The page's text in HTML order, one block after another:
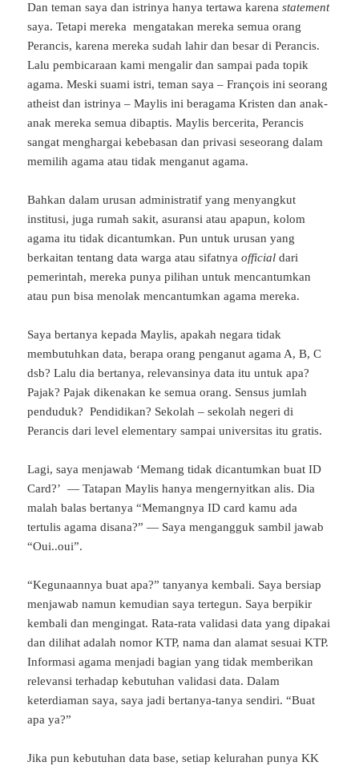
Dan teman saya dan istrinya hanya tertawa karenastatement
saya. Tetapi mereka mengatakan mereka semua orang
Perancis, karena mereka sudah lahir dan besar di Perancis.
Lalu pembicaraan kami mengalir dan sampai pada topik
agama. Meski suami istri, teman saya – François ini seorang
atheist dan istrinya – Maylis ini beragama Kristen dan anak-
anak mereka semua dibaptis. Maylis bercerita, Perancis
sangat menghargai kebebasan dan privasi seseorang dalam
memilih agama atau tidak menganut agama.
Bahkan dalam urusan administratif yang menyangkut
institusi, juga rumah sakit, asuransi atau apapun, kolom
agama itu tidak dicantumkan. Pun untuk urusan yang
berkaitan tentang data warga atau sifatnyaofficialdari
pemerintah, mereka punya pilihan untuk mencantumkan
atau pun bisa menolak mencantumkan agama mereka.
Saya bertanya kepada Maylis, apakah negara tidak
membutuhkan data, berapa orang penganut agama A, B, C
dsb? Lalu dia bertanya, relevansinya data itu untuk apa?
Pajak? Pajak dikenakan ke semua orang. Sensus jumlah
penduduk? Pendidikan? Sekolah – sekolah negeri di
Perancis dari level elementary sampai universitas itu gratis.
Lagi, saya menjawab ‘Memang tidak dicantumkan buat ID
Card?’ — Tatapan Maylis hanya mengernyitkan alis. Dia
malah balas bertanya “Memangnya ID card kamu ada
tertulis agama disana?” — Saya mengangguk sambil jawab
“Oui..oui”.
“Kegunaannya buat apa?” tanyanya kembali. Saya bersiap
menjawab namun kemudian saya tertegun. Saya berpikir
kembali dan mengingat. Rata-rata validasi data yang dipakai
dan dilihat adalah nomor KTP, nama dan alamat sesuai KTP.
Informasi agama menjadi bagian yang tidak memberikan
relevansi terhadap kebutuhan validasi data. Dalam
keterdiaman saya, saya jadi bertanya-tanya sendiri. “Buat
apa ya?”
Jika pun kebutuhan data base, setiap kelurahan punya KK